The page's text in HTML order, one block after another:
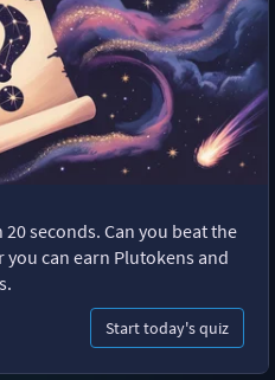
seconds. Can you beat the
you can earn Plutokens and
Start today's quiz